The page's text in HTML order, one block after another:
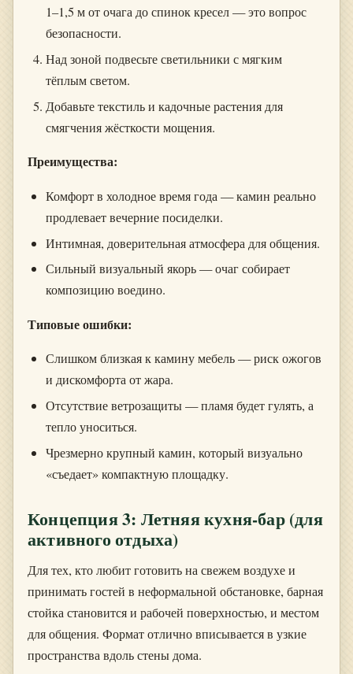
1–1,5 м от очага до спинок кресел — это вопрос
безопасности.
Над зоной подвесьте светильники с мягким
тёплым светом.
Добавьте текстиль и кадочные растения для
смягчения жёсткости мощения.
Преимущества:
Комфорт в холодное время года — камин реально
продлевает вечерние посиделки.
Интимная, доверительная атмосфера для общения.
Сильный визуальный якорь — очаг собирает
композицию воедино.
Типовые ошибки:
Слишком близкая к камину мебель — риск ожогов
и дискомфорта от жара.
Отсутствие ветрозащиты — пламя будет гулять, а
тепло уноситься.
Чрезмерно крупный камин, который визуально
«съедает» компактную площадку.
Концепция 3: Летняя кухня-бар (для
активного отдыха)
Для тех, кто любит готовить на свежем воздухе и
принимать гостей в неформальной обстановке, барная
стойка становится и рабочей поверхностью, и местом
для общения. Формат отлично вписывается в узкие
пространства вдоль стены дома.